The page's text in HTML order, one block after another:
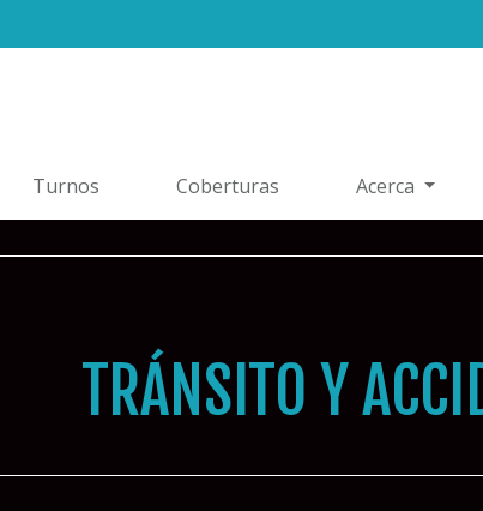
Turnos Coberturas Acerca
TRÁNSITO Y